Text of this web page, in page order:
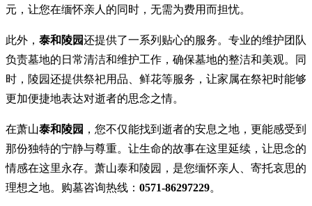
元，让您在缅怀亲人的同时，无需为费用而担忧。
此外， 泰和陵园还提供了一系列贴心的服务。专业的维护团队
负责墓地的日常清洁和维护工作，确保墓地的整洁和美观。同
时，陵园还提供祭祀用品、鲜花等服务，让家属在祭祀时能够
更加便捷地表达对逝者的思念之情。
在萧山泰和陵园 ，您不仅能找到逝者的安息之地，更能感受到
那份独特的宁静与尊重。让生命的故事在这里延续，让思念的
情感在这里永存。萧山泰和陵园，是您缅怀亲人、寄托哀思的
理想之地。购墓咨询热线： 0571-86297229。